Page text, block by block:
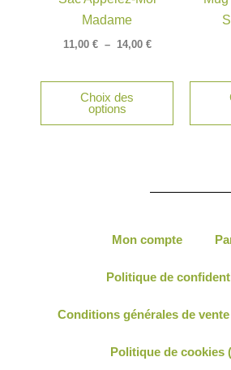
Madame
11,00 € – 14,00 €
Choix des
options
être
produit
Mon compte
Politique de
Conditions générales de vente
Politique de cookies